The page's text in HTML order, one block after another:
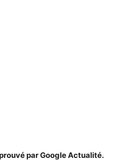
par Google Actualité.